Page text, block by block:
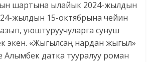
шартына ылайык 2024-жылдын
жылдын 15-октябрына чейин
уюштуруучуларга сунуш
экен. «Жыгылсаң нардан жыгыл»
Алымбек датка тууралуу роман